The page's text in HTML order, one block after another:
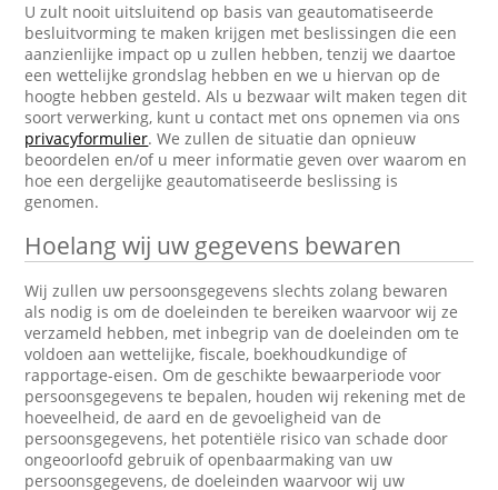
U zult nooit uitsluitend op basis van geautomatiseerde
besluitvorming te maken krijgen met beslissingen die een
aanzienlijke impact op u zullen hebben, tenzij we daartoe
een wettelijke grondslag hebben en we u hiervan op de
hoogte hebben gesteld. Als u bezwaar wilt maken tegen dit
soort verwerking, kunt u contact met ons opnemen via ons
privacyformulier. We zullen de situatie dan opnieuw
beoordelen en/of u meer informatie geven over waarom en
hoe een dergelijke geautomatiseerde beslissing is
genomen.
Hoelang wij uw gegevens bewaren
Wij zullen uw persoonsgegevens slechts zolang bewaren
als nodig is om de doeleinden te bereiken waarvoor wij ze
verzameld hebben, met inbegrip van de doeleinden om te
voldoen aan wettelijke, fiscale, boekhoudkundige of
rapportage-eisen. Om de geschikte bewaarperiode voor
persoonsgegevens te bepalen, houden wij rekening met de
hoeveelheid, de aard en de gevoeligheid van de
persoonsgegevens, het potentiële risico van schade door
ongeoorloofd gebruik of openbaarmaking van uw
persoonsgegevens, de doeleinden waarvoor wij uw